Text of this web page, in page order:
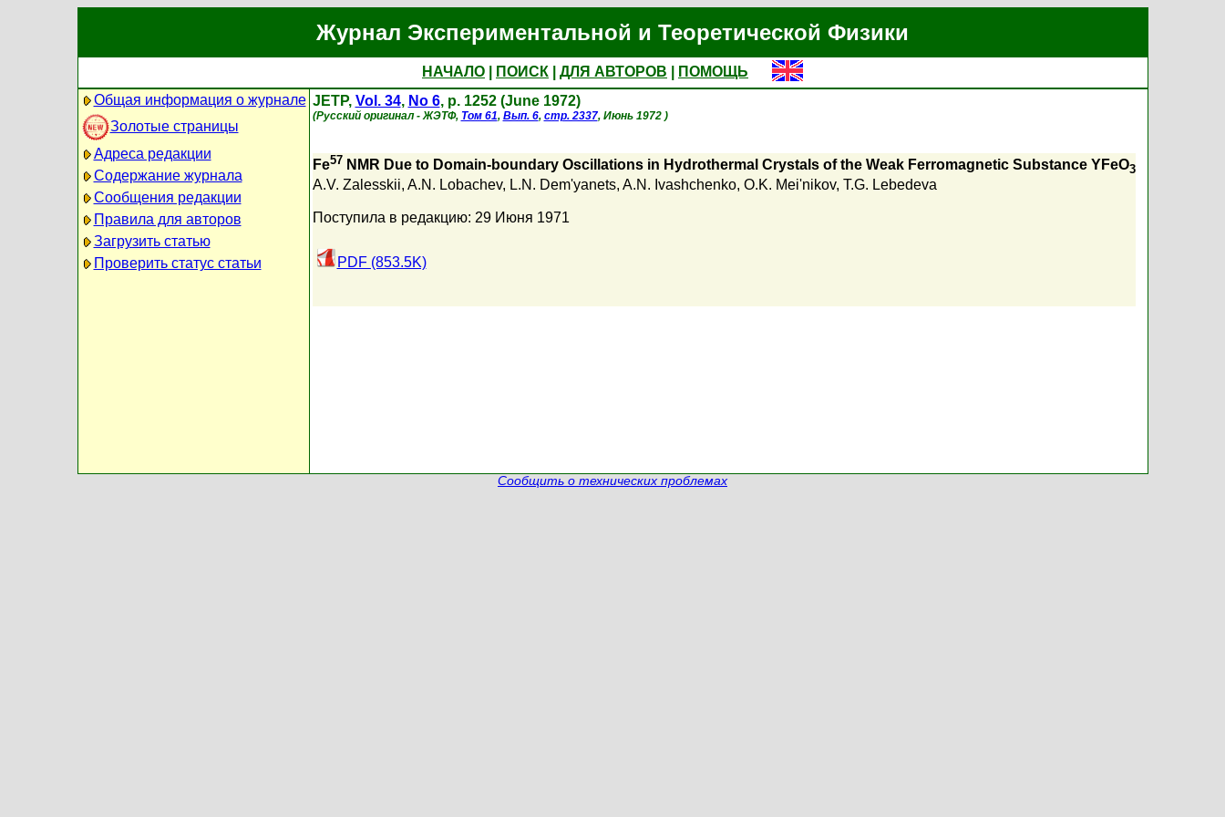
Журнал Экспериментальной и Теоретической Физики
НАЧАЛО ПОИСК ДЛЯ АВТОРОВ
ПОМОЩЬ
Общая информация о журнале
Золотые страницы
Адреса редакции
Содержание журнала
Сообщения редакции
Правила для авторов
Загрузить статью
Проверить статус статьи
JETP, Vol. 34, No 6, p. 1252 (June 1972)
(Русский оригинал - ЖЭТФ, Том 61, Вып. 6, стр. 2337, Июнь 1972 )
Fe57 NMR Due to Domain-boundary Oscillations in Hydrothermal Crystals of the Weak Ferromagnetic Substance YFeO3
A.V. Zalesskii, A.N. Lobachev, L.N. Dem'yanets, A.N. Ivashchenko, O.K. Mei'nikov, T.G. Lebedeva
Поступила в редакцию: 29 Июня 1971
PDF (853.5K)
Сообщить о технических проблемах